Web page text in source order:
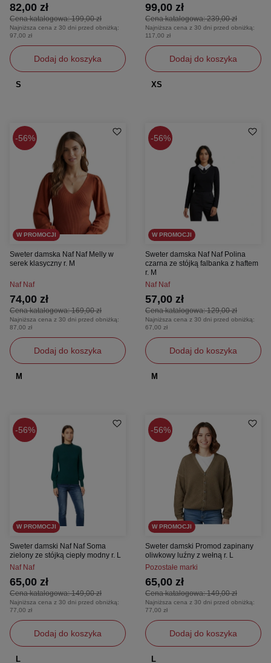
Cena katalogowa:199,00 zł
82,00 zł
Najniższa cena z 30 dni przed obniżką:
97,00 zł
Dodaj do koszyka
S
Cena katalogowa:239,00 zł
99,00 zł
Najniższa cena z 30 dni przed obniżką:
117,00 zł
Dodaj do koszyka
XS
56%
W PROMOCJI
Sweter damska Naf Naf Melly w
serek klasyczny r. M
Naf Naf
Cena katalogowa:169,00 zł
74,00 zł
Najniższa cena z 30 dni przed obniżką:
87,00 zł
Dodaj do koszyka
M
56%
W PROMOCJI
Sweter damska Naf Naf Polina
czarna ze stójką falbanka z haftem
r. M
Naf Naf
Cena katalogowa:129,00 zł
57,00 zł
Najniższa cena z 30 dni przed obniżką:
67,00 zł
Dodaj do koszyka
M
56%
W PROMOCJI
Sweter damski Naf Naf Soma
zielony ze stójką ciepły modny r. L
Naf Naf
Cena katalogowa:149,00 zł
65,00 zł
Najniższa cena z 30 dni przed obniżką:
77,00 zł
Dodaj do koszyka
L
56%
W PROMOCJI
Sweter damski Promod zapinany
oliwkowy luźny z wełną r. L
Pozostałe marki
Cena katalogowa:149,00 zł
65,00 zł
Najniższa cena z 30 dni przed obniżką:
77,00 zł
Dodaj do koszyka
L